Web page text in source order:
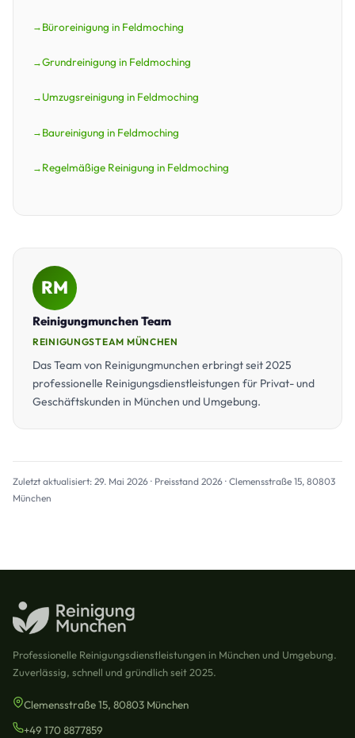
Büroreinigung in Feldmoching
Grundreinigung in Feldmoching
Umzugsreinigung in Feldmoching
Baureinigung in Feldmoching
Regelmäßige Reinigung in Feldmoching
RM
Reinigungmunchen Team
REINIGUNGSTEAM MÜNCHEN
Das Team von Reinigungmunchen erbringt seit 2025
professionelle Reinigungsdienstleistungen für Privat- und
Geschäftskunden in München und Umgebung.
Zuletzt aktualisiert: 29. Mai 2026 · Preisstand 2026 · Clemensstraße 15, 80803
München
Professionelle Reinigungsdienstleistungen in München und Umgebung.
Zuverlässig, schnell und gründlich seit 2025.
Clemensstraße 15, 80803 München
+49 170 8877859